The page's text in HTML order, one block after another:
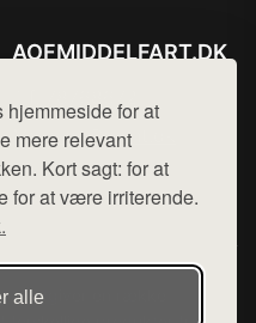
for at
mere relevant
Kort sagt: for at
for at være irriterende.
alle
AOFMIDDELFART.DK
Mail: hej@want.dk
Cookie- og privatlivspolitik
udgiver en række